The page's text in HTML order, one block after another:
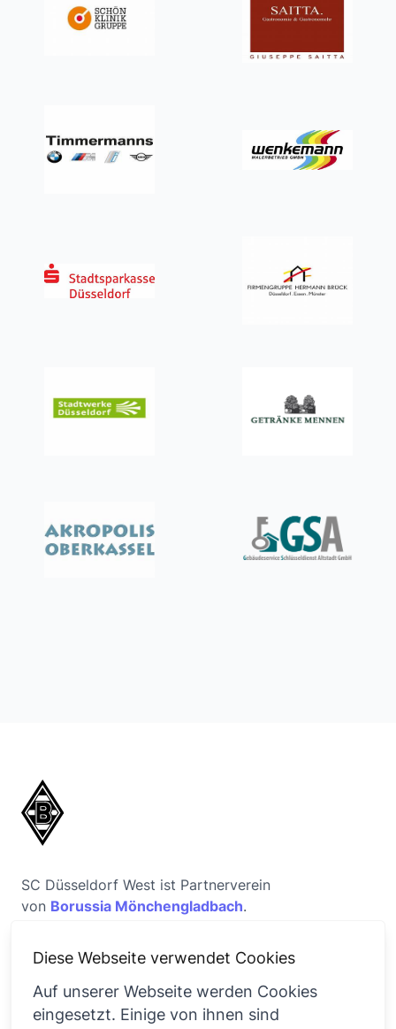
SC Düsseldorf West ist Partnerverein
von Borussia Mönchengladbach.
Diese Webseite verwendet Cookies
Auf unserer Webseite werden Cookies
eingesetzt. Einige von ihnen sind